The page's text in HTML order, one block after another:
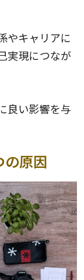
やキャリアに
実現につなが
良い影響を与
の原因